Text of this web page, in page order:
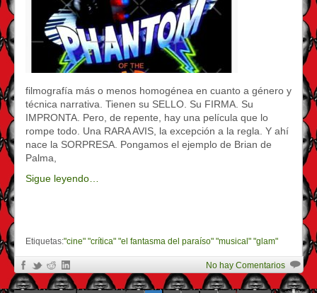
filmografía más o menos homogénea en cuanto a género y
técnica narrativa. Tienen su SELLO. Su FIRMA. Su
IMPRONTA. Pero, de repente, hay una película que lo
rompe todo. Una RARA AVIS, la excepción a la regla. Y ahí
nace la SORPRESA. Pongamos el ejemplo de Brian de
Palma,
Sigue leyendo…
Etiquetas:"cine" "crítica" "el fantasma del paraíso" "musical" "glam"
No hay Comentarios